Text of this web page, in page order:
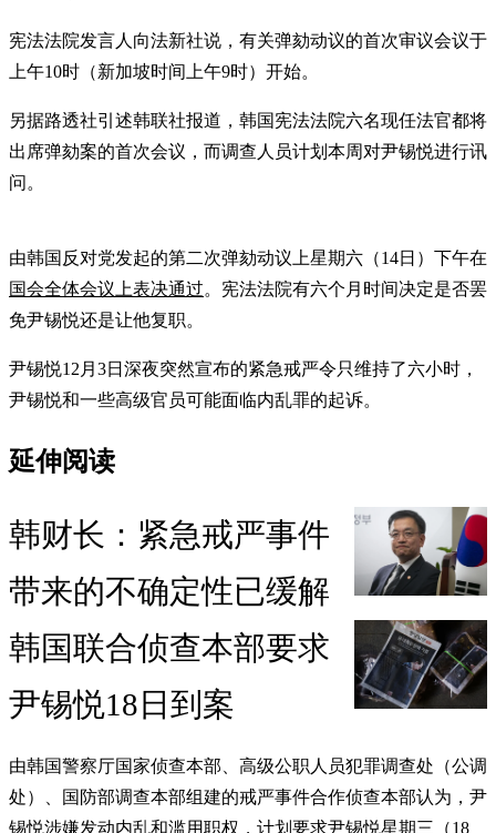
宪法法院发言人向法新社说，有关弹劾动议的首次审议会议于
上午10时（新加坡时间上午9时）开始。
另据路透社引述韩联社报道，韩国宪法法院六名现任法官都将
出席弹劾案的首次会议，而调查人员计划本周对尹锡悦进行讯
问。
由韩国反对党发起的第二次弹劾动议上星期六（14日）下午在
国会全体会议上表决通过。宪法法院有六个月时间决定是否罢
免尹锡悦还是让他复职。
尹锡悦12月3日深夜突然宣布的紧急戒严令只维持了六小时，
尹锡悦和一些高级官员可能面临内乱罪的起诉。
延伸阅读
韩财长：紧急戒严事件
带来的不确定性已缓解
韩国联合侦查本部要求
尹锡悦18日到案
由韩国警察厅国家侦查本部、高级公职人员犯罪调查处（公调
处）、国防部调查本部组建的戒严事件合作侦查本部认为，尹
锡悦涉嫌发动内乱和滥用职权，计划要求尹锡悦星期三（18